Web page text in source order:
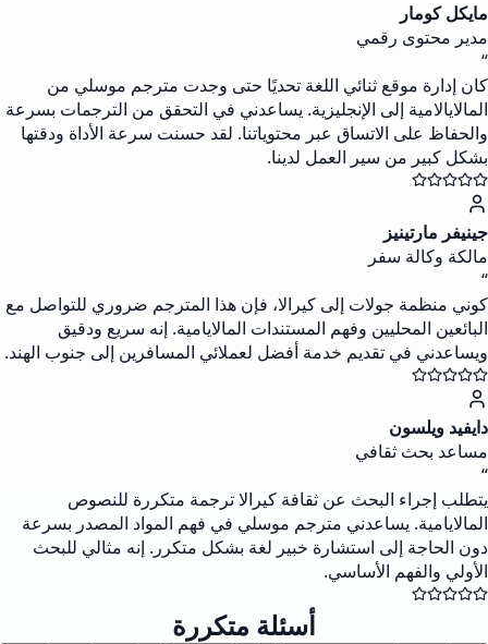
مايكل كومار
مدير محتوى رقمي
“
كان إدارة موقع ثنائي اللغة تحديًا حتى وجدت مترجم موسلي من
المالايالامية إلى الإنجليزية. يساعدني في التحقق من الترجمات بسرعة
والحفاظ على الاتساق عبر محتوياتنا. لقد حسنت سرعة الأداة ودقتها
بشكل كبير من سير العمل لدينا.
جينيفر مارتينيز
مالكة وكالة سفر
“
كوني منظمة جولات إلى كيرالا، فإن هذا المترجم ضروري للتواصل مع
البائعين المحليين وفهم المستندات المالايامية. إنه سريع ودقيق
ويساعدني في تقديم خدمة أفضل لعملائي المسافرين إلى جنوب الهند.
دايفيد ويلسون
مساعد بحث ثقافي
“
يتطلب إجراء البحث عن ثقافة كيرالا ترجمة متكررة للنصوص
المالايامية. يساعدني مترجم موسلي في فهم المواد المصدر بسرعة
دون الحاجة إلى استشارة خبير لغة بشكل متكرر. إنه مثالي للبحث
الأولي والفهم الأساسي.
أسئلة متكررة